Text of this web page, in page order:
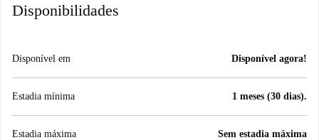
Disponibilidades
Disponível em Disponível agora!
Estadia mínima 1 meses (30 dias).
Estadia máxima Sem estadia máxima